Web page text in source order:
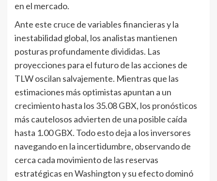
en el mercado.
Ante este cruce de variables financieras y la
inestabilidad global, los analistas mantienen
posturas profundamente divididas. Las
proyecciones para el futuro de las acciones de
TLW oscilan salvajemente. Mientras que las
estimaciones más optimistas apuntan a un
crecimiento hasta los 35.08 GBX, los pronósticos
más cautelosos advierten de una posible caída
hasta 1.00 GBX. Todo esto deja a los inversores
navegando en la incertidumbre, observando de
cerca cada movimiento de las reservas
estratégicas en Washington y su efecto dominó